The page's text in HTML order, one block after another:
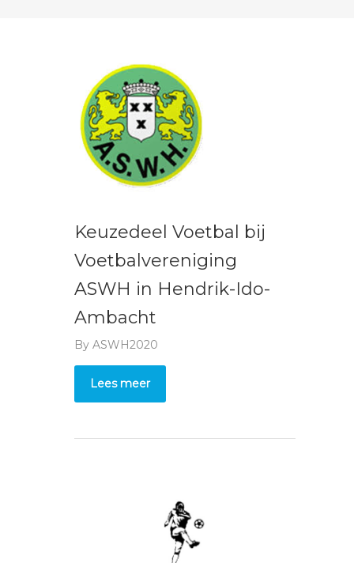
Keuzedeel Voetbal bij
Voetbalvereniging
ASWH in Hendrik-Ido-
Ambacht
By ASWH2020
Lees meer